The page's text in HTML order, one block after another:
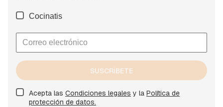
Cocinatis
SUSCRÍBETE
Acepta las Condiciones legales y la Política de
protección de datos.